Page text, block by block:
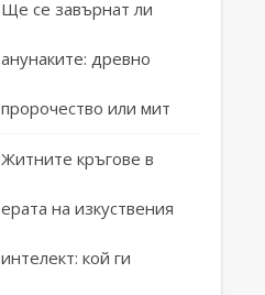
Ще се завърнат ли
анунаките: древно
пророчество или мит
Житните кръгове в
ерата на изкуствения
интелект: кой ги